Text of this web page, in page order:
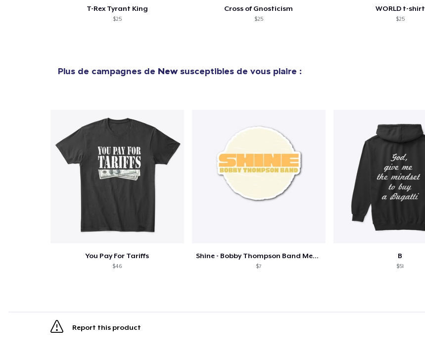
T-Rex Tyrant King
$25
Cross of Gnosticism
$25
WORLD t-shirt
$25
Plus de campagnes de Newsusceptibles de vous plaire :
You Pay For Tariffs
$46
Shine - Bobby Thompson Band Merch
$7
B
$51
Report this product